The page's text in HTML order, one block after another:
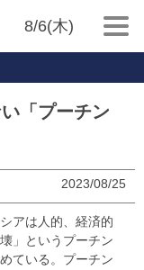
8/6(木)
「プーチン
2023/08/25
アは人的、経済的
」というプーチン
ている。プーチン